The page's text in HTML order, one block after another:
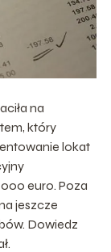
na
który
lokat
euro. Poza
jeszcze
Dowiedz